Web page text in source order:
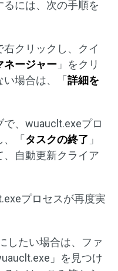
には、次の手順を
右クリックし、クイ
ネージャー 」をクリ
場合は、「 詳細を
で、wuauclt.exeプロ
「 タスクの終了 」
、自動更新クライア
プロセスが再度実
したい場合は、ファ
」を見つけ